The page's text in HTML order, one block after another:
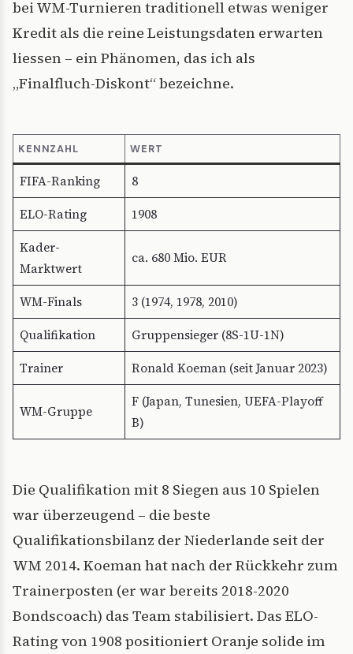
bei WM-Turnieren traditionell etwas weniger
Kredit als die reine Leistungsdaten erwarten
liessen – ein Phänomen, das ich als
„Finalfluch-Diskont“ bezeichne.
KENNZAHL WERT
FIFA-Ranking
8
ELO-Rating
1908
Kader-
Marktwert
ca. 680 Mio. EUR
WM-Finals
3 (1974, 1978, 2010)
Qualifikation
Gruppensieger (8S-1U-1N)
Trainer
Ronald Koeman (seit Januar 2023)
WM-Gruppe
F (Japan, Tunesien, UEFA-Playoff
B)
Die Qualifikation mit 8 Siegen aus 10 Spielen
war überzeugend – die beste
Qualifikationsbilanz der Niederlande seit der
WM 2014. Koeman hat nach der Rückkehr zum
Trainerposten (er war bereits 2018-2020
Bondscoach) das Team stabilisiert. Das ELO-
Rating von 1908 positioniert Oranje solide im